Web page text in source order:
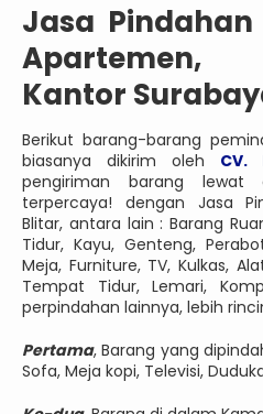
Jasa
Apartemen,
Kantor
Berikut barang-barang
biasanya dikirim oleh CV.
pengiriman barang
terpercaya! dengan Jasa
Blitar, antara lain : Barang
Tidur, Kayu, Genteng,
Meja, Furniture, TV, Kulkas,
Tempat Tidur, Lemari,
perpindahan lainnya, lebih
Pertama, Barang yang
Sofa, Meja kopi, Televisi,